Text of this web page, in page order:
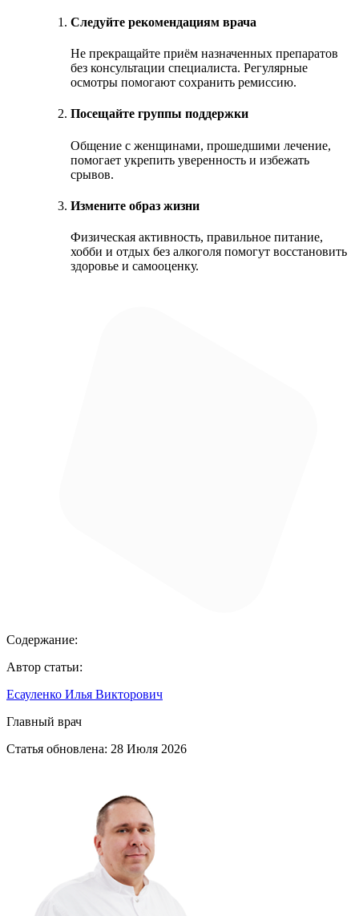
Следуйте рекомендациям врача
Не прекращайте приём назначенных препаратов
без консультации специалиста. Регулярные
осмотры помогают сохранить ремиссию.
Посещайте группы поддержки
Общение с женщинами, прошедшими лечение,
помогает укрепить уверенность и избежать
срывов.
Измените образ жизни
Физическая активность, правильное питание,
хобби и отдых без алкоголя помогут восстановить
здоровье и самооценку.
Содержание:
Автор статьи:
Есауленко Илья Викторович
Главный врач
Статья обновлена: 28 Июля 2026